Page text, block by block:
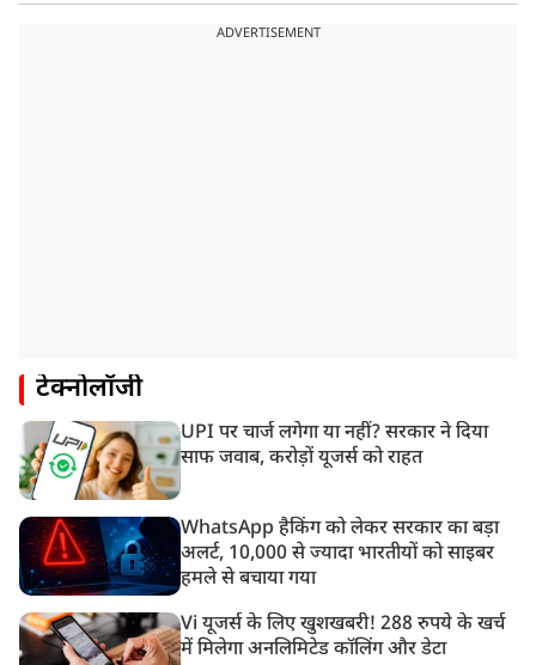
ADVERTISEMENT
टेक्नोलॉजी
UPI पर चार्ज लगेगा या नहीं? सरकार ने दिया
साफ जवाब, करोड़ों यूजर्स को राहत
WhatsApp हैकिंग को लेकर सरकार का बड़ा
अलर्ट, 10,000 से ज्यादा भारतीयों को साइबर
हमले से बचाया गया
Vi यूजर्स के लिए खुशखबरी! 288 रुपये के खर्च
में मिलेगा अनलिमिटेड कॉलिंग और डेटा